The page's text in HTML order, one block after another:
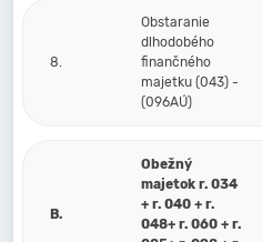
8.
Obstaranie
dlhodobého
finančného
majetku (043) -
(096AÚ)
B.
Obežný
majetok r. 034
+ r. 040 + r.
048+ r. 060 + r.